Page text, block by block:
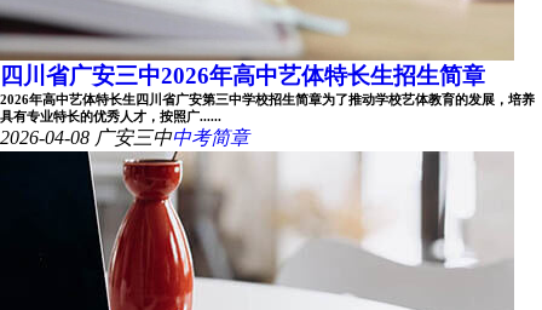
四川省广安三中2026年高中艺体特长生招生简章
2026年高中艺体特长生四川省广安第三中学校招生简章为了推动学校艺体教育的发展，培养
具有专业特长的优秀人才，按照广......
2026-04-08 广安三中中考简章